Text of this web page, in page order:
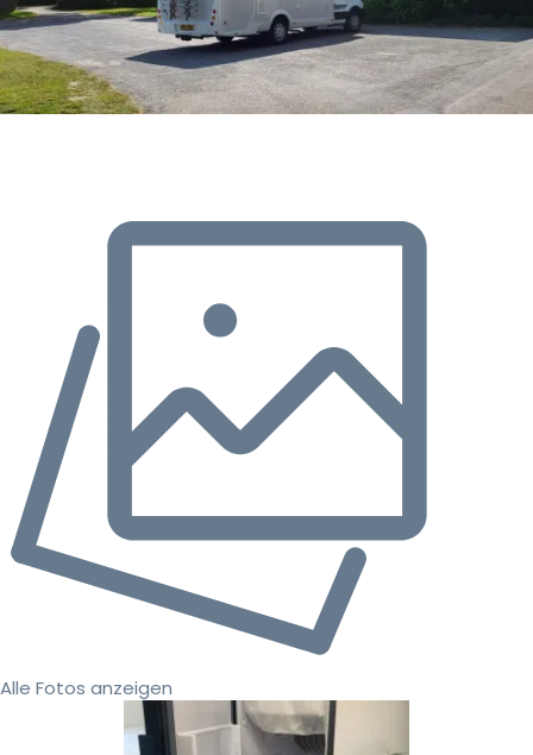
Alle Fotos anzeigen